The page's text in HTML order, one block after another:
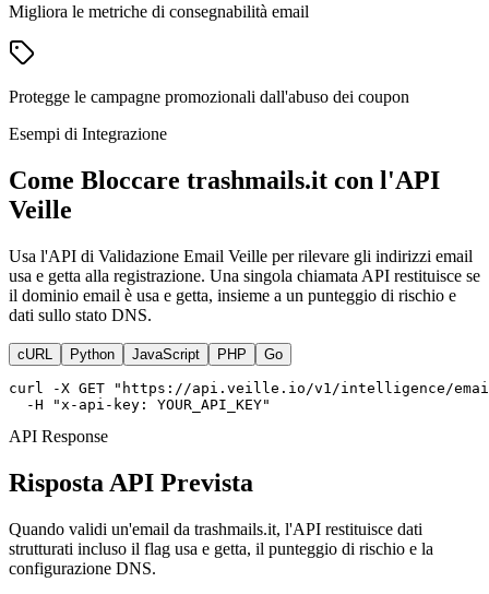
Migliora le metriche di consegnabilità email
Protegge le campagne promozionali dall'abuso dei coupon
Esempi di Integrazione
Come Bloccare trashmails.it con l'API
Veille
Usa l'API di Validazione Email Veille per rilevare gli indirizzi email
usa e getta alla registrazione. Una singola chiamata API restituisce se
il dominio email è usa e getta, insieme a un punteggio di rischio e
dati sullo stato DNS.
cURL Python JavaScript PHP Go
curl -X GET "https://api.veille.io/v1/intelligence/
  -H "x-api-key: YOUR_API_KEY"
API Response
Risposta API Prevista
Quando validi un'email da trashmails.it, l'API restituisce dati
strutturati incluso il flag usa e getta, il punteggio di rischio e la
configurazione DNS.